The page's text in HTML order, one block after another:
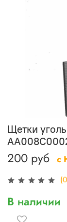
Щетки
200 руб с
В наличии